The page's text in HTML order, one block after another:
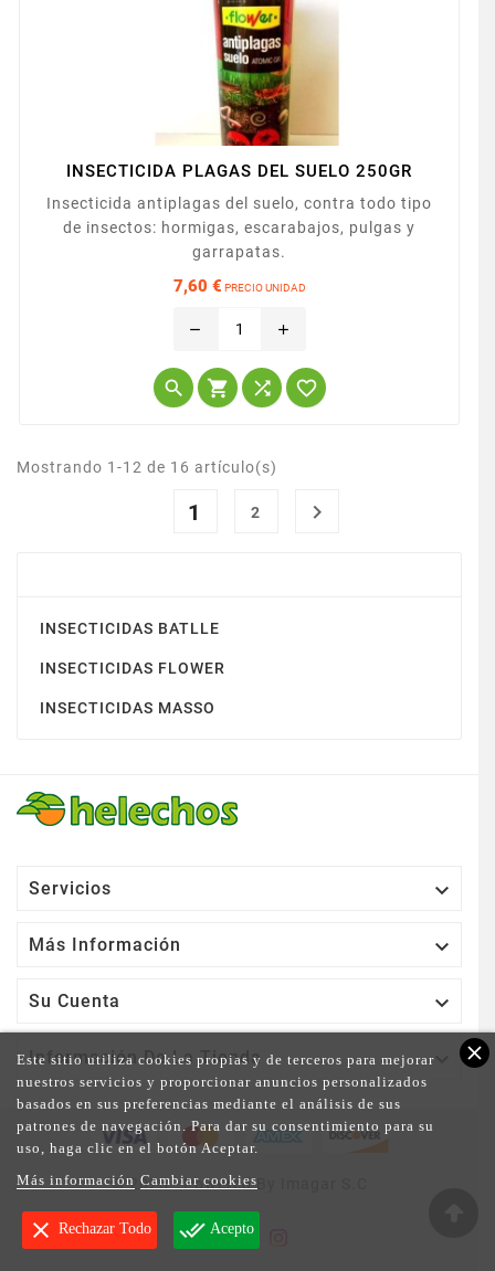
INSECTICIDA PLAGAS DEL SUELO 250GR
Insecticida antiplagas del suelo, contra todo tipo
de insectos: hormigas, escarabajos, pulgas y
garrapatas.
7,60 € PRECIO UNIDAD
remove add
   
Mostrando 1-12 de 16 artículo(s)
1 2 
INSECTICIDAS BATLLE
INSECTICIDAS FLOWER
INSECTICIDAS MASSO
Servicios 
Más Información 
Su Cuenta 
Información De La Tienda  close
Este sitio utiliza cookies propias y de terceros para mejorar
nuestros servicios y proporcionar anuncios personalizados
basados en sus preferencias mediante el análisis de sus
patrones de navegación. Para dar su consentimiento para su
uso, haga clic en el botón Aceptar.
Más información Cambiar cookies
clear Rechazar Todo done_all Acepto
© 2025 - Powered By Imagar S.C